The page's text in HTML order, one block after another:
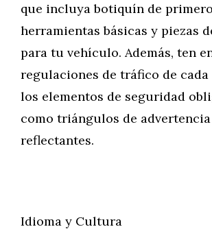
que incluya botiquín de
herramientas básicas y piezas
para tu vehículo. Además, ten
regulaciones de tráfico de
los elementos de seguridad
como triángulos de
reflectantes.
Idioma y Cultura